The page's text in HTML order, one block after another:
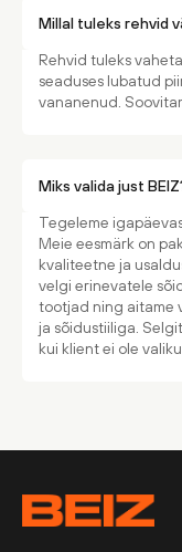
Millal tuleks rehvid
Rehvid tuleks
seaduses lubatud
vananenud.
Miks valida just
Tegeleme
Meie eesmärk on
kvaliteetne ja
velgi erinevatele
tootjad ning aitame
ja sõidustiiliga.
kui klient ei ole